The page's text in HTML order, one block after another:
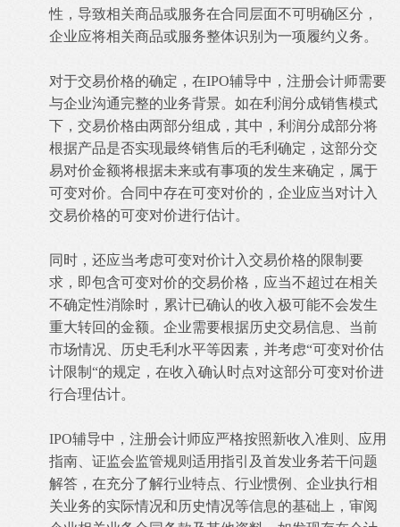
性，导致相关商品或服务在合同层面不可明确区分，
企业应将相关商品或服务整体识别为一项履约义务。
对于交易价格的确定，在IPO辅导中，注册会计师需要
与企业沟通完整的业务背景。如在利润分成销售模式
下，交易价格由两部分组成，其中，利润分成部分将
根据产品是否实现最终销售后的毛利确定，这部分交
易对价金额将根据未来或有事项的发生来确定，属于
可变对价。合同中存在可变对价的，企业应当对计入
交易价格的可变对价进行估计。
同时，还应当考虑可变对价计入交易价格的限制要
求，即包含可变对价的交易价格，应当不超过在相关
不确定性消除时，累计已确认的收入极可能不会发生
重大转回的金额。企业需要根据历史交易信息、当前
市场情况、历史毛利水平等因素，并考虑“可变对价估
计限制“的规定，在收入确认时点对这部分可变对价进
行合理估计。
IPO辅导中，注册会计师应严格按照新收入准则、应用
指南、证监会监管规则适用指引及首发业务若干问题
解答，在充分了解行业特点、行业惯例、企业执行相
关业务的实际情况和历史情况等信息的基础上，审阅